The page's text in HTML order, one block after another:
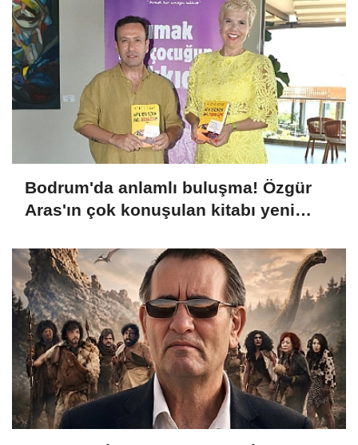
Bodrum'da anlamlı buluşma! Özgür
Aras'ın çok konuşulan kitabı yeni
Bodrum'da kutladı